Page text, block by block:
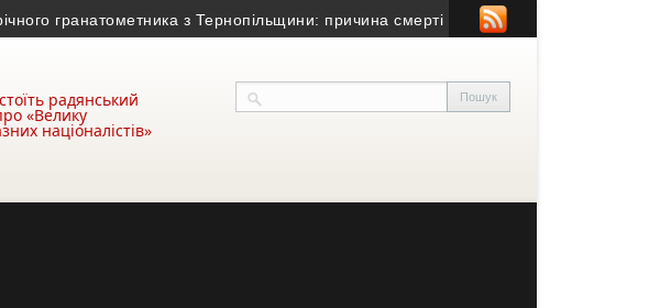
гранатометника з Тернопільщини: причина смерті – гостра серцево-судинна
радянський
«Велику
націоналістів»